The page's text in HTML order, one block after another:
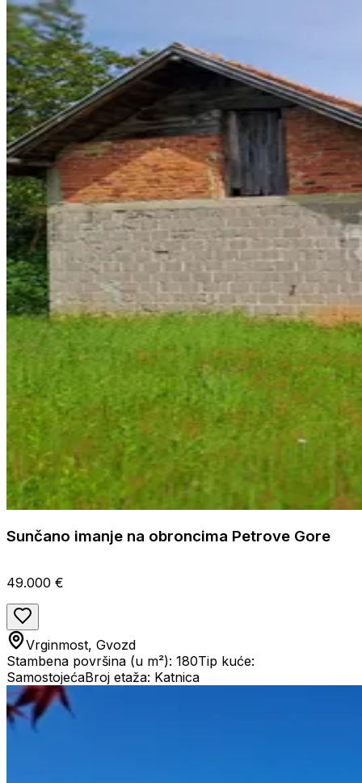
Sunčano imanje na obroncima Petrove Gore
49.000 €
Vrginmost, Gvozd
Stambena površina (u m²): 180Tip kuće:
SamostojećaBroj etaža: Katnica